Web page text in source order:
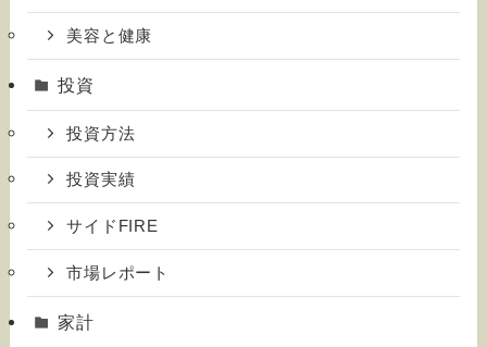
美容と健康
投資
投資方法
投資実績
サイドFIRE
市場レポート
家計